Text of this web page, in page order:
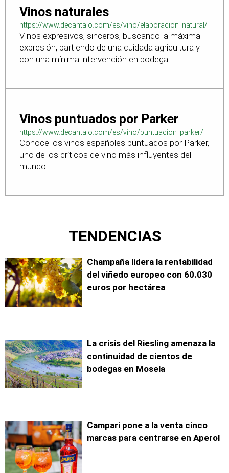
Vinos naturales
https://www.decantalo.com/es/vino/elaboracion_natural/
Vinos expresivos, sinceros, buscando la máxima
expresión, partiendo de una cuidada agricultura y
con una mínima intervención en bodega.
Vinos puntuados por Parker
https://www.decantalo.com/es/vino/puntuacion_parker/
Conoce los vinos españoles puntuados por Parker,
uno de los críticos de vino más influyentes del
mundo.
TENDENCIAS
Champaña lidera la rentabilidad
del viñedo europeo con 60.030
euros por hectárea
La crisis del Riesling amenaza la
continuidad de cientos de
bodegas en Mosela
Campari pone a la venta cinco
marcas para centrarse en Aperol